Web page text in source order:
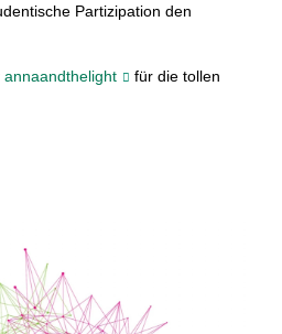
Partizipation den
annaandthelight
für die tollen